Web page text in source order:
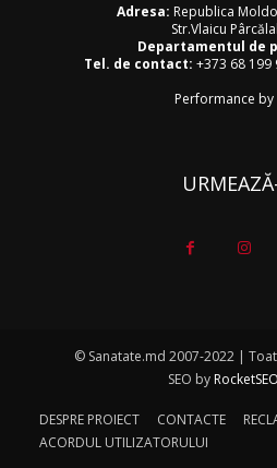
Adresa: Republica
Str.Vlaicu
Departamentul de
Tel. de contact: +373 68 199
Performance by
© Sanatate.md 2007-2022 |
SEO by
DESPRE PROIECT CONTACTE
ACORDUL UTILIZATORULUI